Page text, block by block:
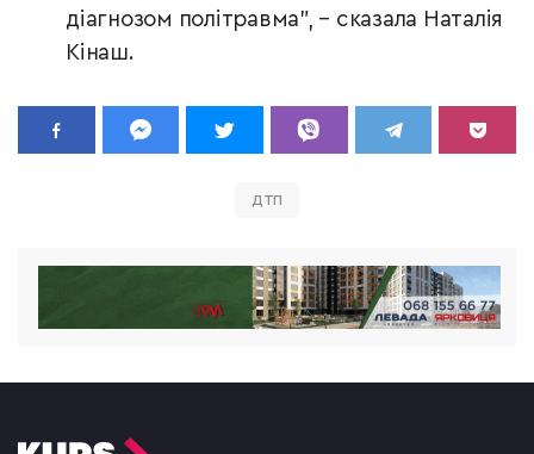
діагнозом політравма", – сказала Наталія
Кінаш.
ДТП